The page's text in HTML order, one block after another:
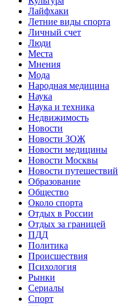
Лайфхаки
Летние виды спорта
Личный счет
Люди
Места
Мнения
Мода
Народная медицина
Наука
Наука и техника
Недвижимость
Новости
Новости ЗОЖ
Новости медицины
Новости Москвы
Новости путешествий
Образование
Общество
Около спорта
Отдых в России
Отдых за границей
ПДД
Политика
Происшествия
Психология
Рынки
Сериалы
Спорт